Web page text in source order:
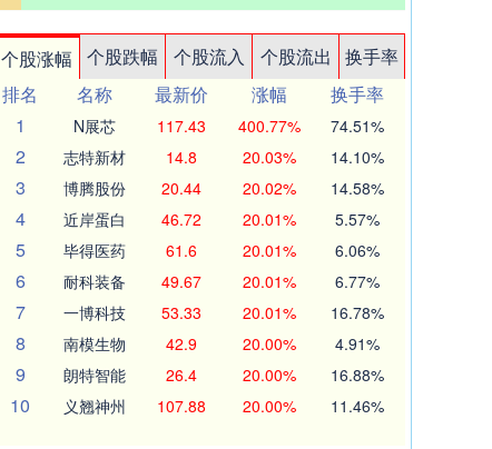
个股涨幅 个股跌幅 个股流入 个股流出
换手率
排名
名称 最新价 涨幅
换手率
1
N展芯 117.43 400.77% 74.51%
2 志特新材 14.8 20.03% 14.10%
3 博腾股份 20.44 20.02% 14.58%
4 近岸蛋白 46.72 20.01% 5.57%
5 毕得医药 61.6 20.01% 6.06%
6 耐科装备 49.67 20.01% 6.77%
7 一博科技 53.33 20.01% 16.78%
8 南模生物 42.9 20.00% 4.91%
9 朗特智能 26.4 20.00% 16.88%
10 义翘神州 107.88 20.00% 11.46%